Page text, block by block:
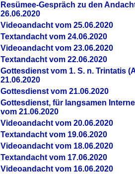
Re­sü­mee-Gespräch zu den
26.06.2020
Videoandacht vom 25.06.2020
Textandacht vom 24.06.2020
Videoandacht vom 23.06.2020
Textandacht vom 22.06.2020
Gottesdienst vom 1. S. n. Trintatis
21.06.2020
Gottesdienst vom 21.06.2020
Gottesdienst, für langsamen
vom 21.06.2020
Videoandacht vom 20.06.2020
Textandacht vom 19.06.2020
Videoandacht vom 18.06.2020
Textandacht vom 17.06.2020
Videoandacht vom 16.06.2020